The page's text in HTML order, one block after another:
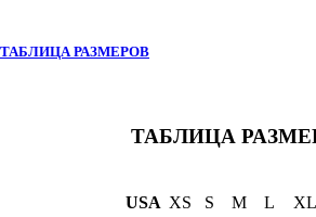
ТАБЛИЦА РАЗМЕРОВ
ТАБЛИЦА
USA XS S M L XL